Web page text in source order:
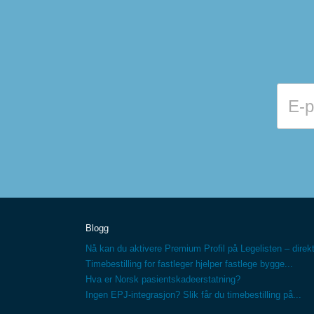
Blogg
Nå kan du aktivere Premium Profil på Legelisten –
Timebestilling for fastleger hjelper fastlege bygge...
Hva er Norsk pasientskadeerstatning?
Ingen EPJ-integrasjon? Slik får du timebestilling på...